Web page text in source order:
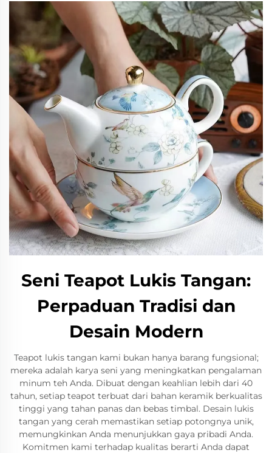
Seni Teapot Lukis Tangan:
Perpaduan Tradisi dan
Desain Modern
Teapot lukis tangan kami bukan hanya barang fungsional;
mereka adalah karya seni yang meningkatkan pengalaman
minum teh Anda. Dibuat dengan keahlian lebih dari 40
tahun, setiap teapot terbuat dari bahan keramik berkualitas
tinggi yang tahan panas dan bebas timbal. Desain lukis
tangan yang cerah memastikan setiap potongnya unik,
memungkinkan Anda menunjukkan gaya pribadi Anda.
Komitmen kami terhadap kualitas berarti Anda dapat